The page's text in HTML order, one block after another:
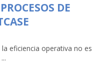
DE
eficiencia operativa no es